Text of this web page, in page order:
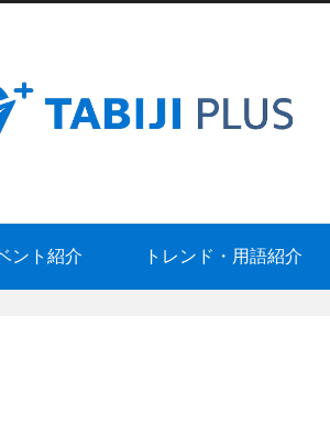
ント紹介 トレンド・用語紹介